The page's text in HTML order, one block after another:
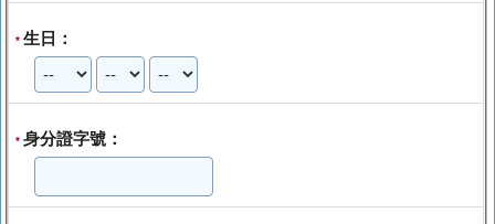
* 生日：
* 身分證字號：